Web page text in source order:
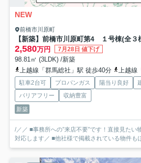
NEW
前橋市川原町
2,580万円 7月28日 値下げ
98.81㎡ (3LDK) /新築
上越線「群馬総社」駅 徒歩40分
上越線
駐車2台可 プロパンガス 陽当り良好
バリアフリー
収納豊富
新築
/／／ ■事務所への”来店不要”です！直接見たい
対応します／ ■他社様で掲載されている物件も